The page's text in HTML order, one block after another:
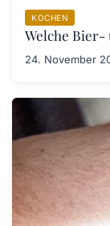
KOCHEN
Welche Bier-
24. November